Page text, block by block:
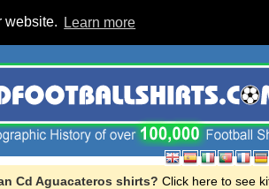
website. Learn more
Cd Aguacateros shirts? Click here to see